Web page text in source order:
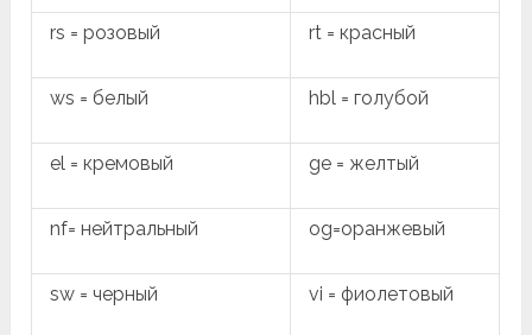
rs = розовый rt = красный
ws = белый hbl = голубой
el = кремовый ge = желтый
nf= нейтральный og=оранжевый
sw = черный vi = фиолетовый